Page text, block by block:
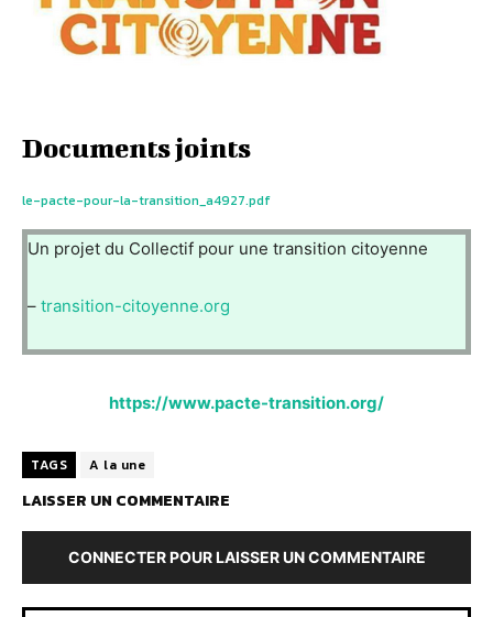
Documents joints
le-pacte-pour-la-transition_a4927.pdf
Un projet du Collectif pour une transition citoyenne
– transition-citoyenne.org
https://www.pacte-transition.org/
TAGS A la une
LAISSER UN COMMENTAIRE
CONNECTER POUR LAISSER UN COMMENTAIRE